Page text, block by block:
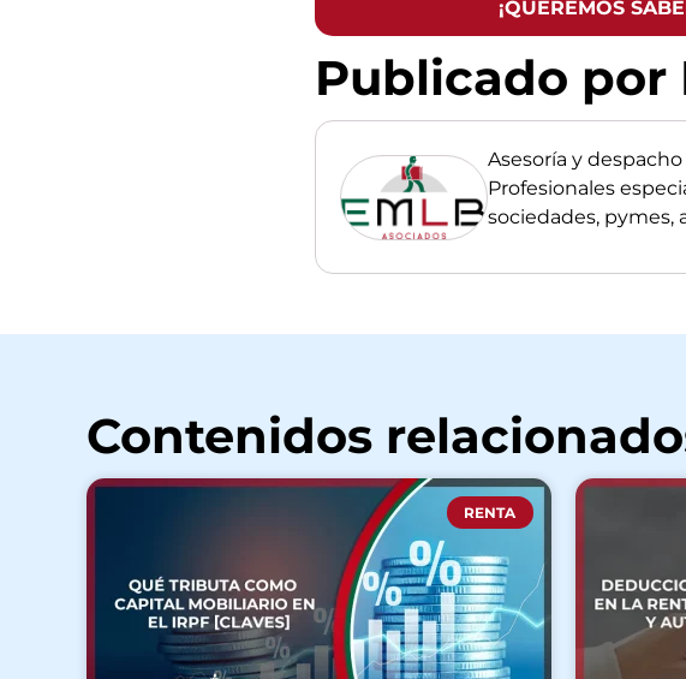
¡QUEREMOS
Publicado por
Asesoría y
Profesionales
sociedades,
Contenidos
RENTA